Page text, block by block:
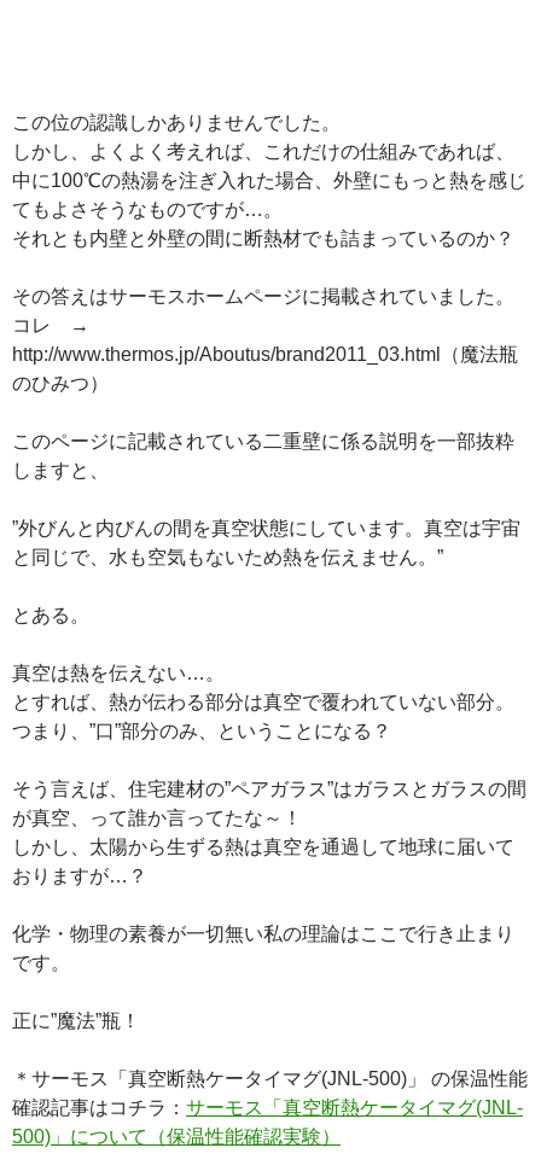
この位の認識しかありませんでした。
しかし、よくよく考えれば、これだけの仕組みであれば、
中に100℃の熱湯を注ぎ入れた場合、外壁にもっと熱を感じ
てもよさそうなものですが…。
それとも内壁と外壁の間に断熱材でも詰まっているのか？
その答えはサーモスホームページに掲載されていました。
コレ →
http://www.thermos.jp/Aboutus/brand2011_03.html（魔法瓶
のひみつ）
このページに記載されている二重壁に係る説明を一部抜粋
しますと、
”外びんと内びんの間を真空状態にしています。真空は宇宙
と同じで、水も空気もないため熱を伝えません。”
とある。
真空は熱を伝えない…。
とすれば、熱が伝わる部分は真空で覆われていない部分。
つまり、”口”部分のみ、ということになる？
そう言えば、住宅建材の”ペアガラス”はガラスとガラスの間
が真空、って誰か言ってたな～！
しかし、太陽から生ずる熱は真空を通過して地球に届いて
おりますが…？
化学・物理の素養が一切無い私の理論はここで行き止まり
です。
正に”魔法”瓶！
＊サーモス「真空断熱ケータイマグ(JNL-500)」 の保温性能
確認記事はコチラ： サーモス「真空断熱ケータイマグ(JNL-
500)」について（保温性能確認実験）